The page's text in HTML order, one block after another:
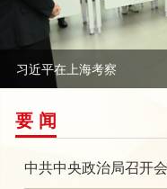
习近平在上海考察
要 闻